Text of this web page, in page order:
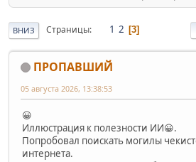
ВНИЗ Страницы 1 2 3
ПРОПАВШИЙ
05 августа 2026, 13:38:53
😀
Иллюстрация к полезности ИИ😀.
Попробовал поискать могилы
интернета.